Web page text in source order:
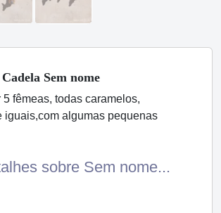
Sem nome
5 fêmeas, todas caramelos,
iguais,com algumas pequenas
sobre Sem nome...